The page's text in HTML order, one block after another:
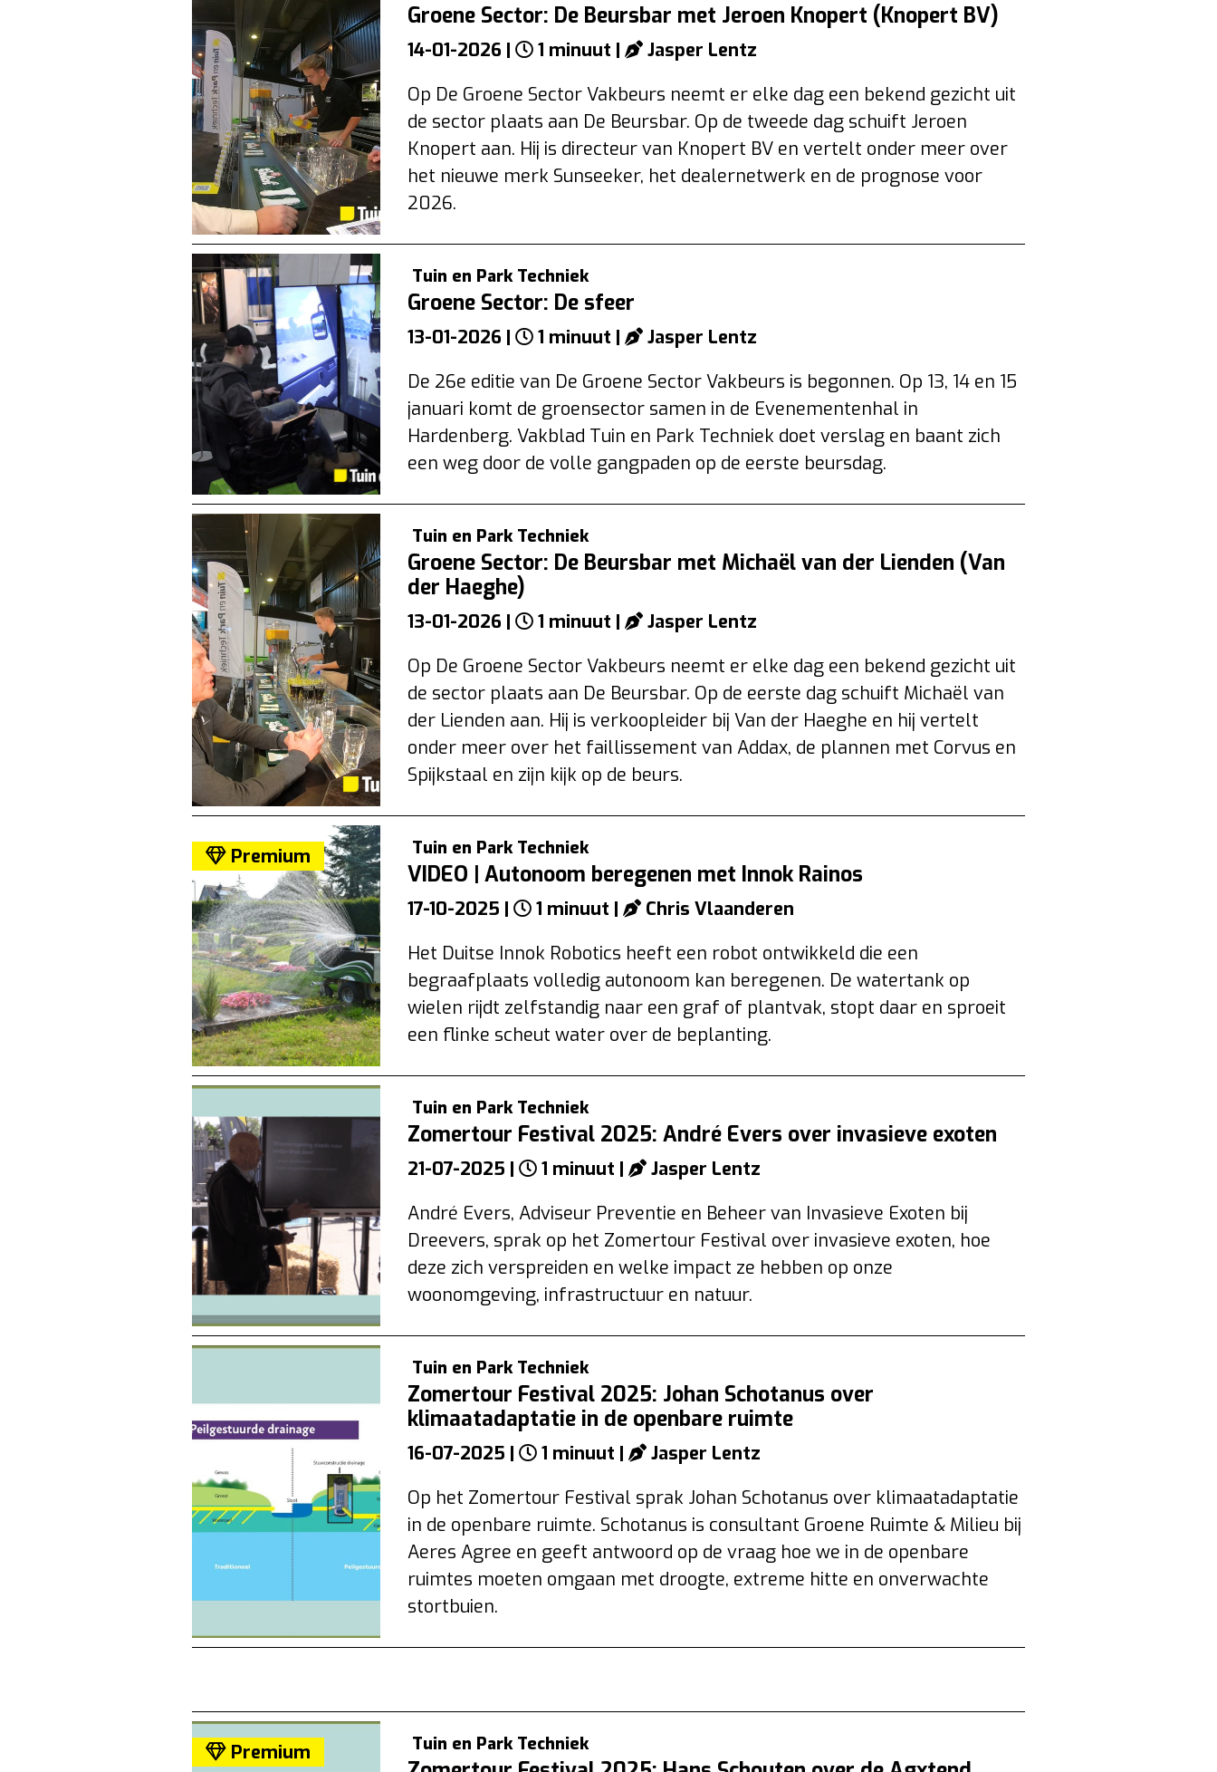
Groene Sector: De Beursbar met Jeroen Knopert (Knopert BV)
14-01-2026 | 1 minuut |
Jasper Lentz
Op De Groene Sector Vakbeurs neemt er elke dag een bekend gezicht uit
de sector plaats aan De Beursbar. Op de tweede dag schuift Jeroen
Knopert aan. Hij is directeur van Knopert BV en vertelt onder meer over
het nieuwe merk Sunseeker, het dealernetwerk en de prognose voor
2026.
Tuin en Park Techniek
Groene Sector: De sfeer
13-01-2026 | 1 minuut |
Jasper Lentz
De 26e editie van De Groene Sector Vakbeurs is begonnen. Op 13, 14 en 15
januari komt de groensector samen in de Evenementenhal in
Hardenberg. Vakblad Tuin en Park Techniek doet verslag en baant zich
een weg door de volle gangpaden op de eerste beursdag.
Tuin en Park Techniek
Groene Sector: De Beursbar met Michaël van der Lienden (Van
der Haeghe)
13-01-2026 | 1 minuut |
Jasper Lentz
Op De Groene Sector Vakbeurs neemt er elke dag een bekend gezicht uit
de sector plaats aan De Beursbar. Op de eerste dag schuift Michaël van
der Lienden aan. Hij is verkoopleider bij Van der Haeghe en hij vertelt
onder meer over het faillissement van Addax, de plannen met Corvus en
Spijkstaal en zijn kijk op de beurs.
Premium Tuin en Park Techniek
VIDEO | Autonoom beregenen met Innok Rainos
17-10-2025 | 1 minuut |
Chris Vlaanderen
Het Duitse Innok Robotics heeft een robot ontwikkeld die een
begraafplaats volledig autonoom kan beregenen. De watertank op
wielen rijdt zelfstandig naar een graf of plantvak, stopt daar en sproeit
een flinke scheut water over de beplanting.
Tuin en Park Techniek
Zomertour Festival 2025: André Evers over invasieve exoten
21-07-2025 | 1 minuut |
Jasper Lentz
André Evers, Adviseur Preventie en Beheer van Invasieve Exoten bij
Dreevers, sprak op het Zomertour Festival over invasieve exoten, hoe
deze zich verspreiden en welke impact ze hebben op onze
woonomgeving, infrastructuur en natuur.
Tuin en Park Techniek
Zomertour Festival 2025: Johan Schotanus over
klimaatadaptatie in de openbare ruimte
16-07-2025 | 1 minuut |
Jasper Lentz
Op het Zomertour Festival sprak Johan Schotanus over klimaatadaptatie
in de openbare ruimte. Schotanus is consultant Groene Ruimte & Milieu bij
Aeres Agree en geeft antwoord op de vraag hoe we in de openbare
ruimtes moeten omgaan met droogte, extreme hitte en onverwachte
stortbuien.
Premium Tuin en Park Techniek